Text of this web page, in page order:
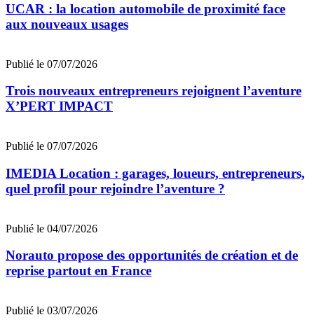
UCAR : la location automobile de proximité face
aux nouveaux usages
Publié le 07/07/2026
Trois nouveaux entrepreneurs rejoignent l’aventure
X’PERT IMPACT
Publié le 07/07/2026
IMEDIA Location : garages, loueurs, entrepreneurs,
quel profil pour rejoindre l’aventure ?
Publié le 04/07/2026
Norauto propose des opportunités de création et de
reprise partout en France
Publié le 03/07/2026